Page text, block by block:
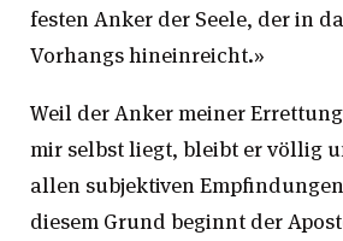
festen Anker der Seele, der in
Vorhangs hineinreicht.»
Weil der Anker meiner
mir selbst liegt, bleibt er völlig
allen subjektiven
diesem Grund beginnt der